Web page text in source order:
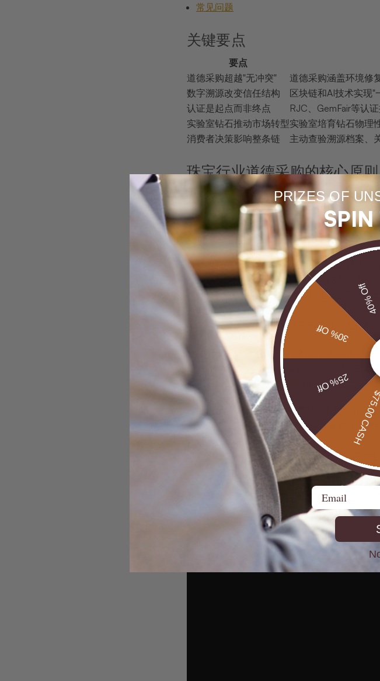
常见问题
关键要点
要点
道德采购超越"无冲突"
道德采购涵盖环境修
数字溯源改变信任结构
区块链和AI技术实现"
认证是起点而非终点
RJC、GemFair等认
实验室钻石推动市场转型实验室培育钻石物理
消费者决策影响整条链
主动查验溯源档案、
珠宝行业道德采购的核心原则
很多人第一次听到"道德采购"时，脑海中浮现
平与社区赋能，而"无冲突"仅仅解决了武装冲
真正意义上的道德采购，建立在三个相互交织
环境责任
：涵盖矿区土地复垦、尾矿处理
Pedy，因开采规模相对可控、地表破坏较
社会责任：包括公平薪资、禁止强迫劳动、
民。
治理责任：要求供应链各环节实现可见性和
行业标准和认证体系在其中扮演了重要角色。
核。GemFair则专注于手工采矿领域，通过技
们本质上是供应链风险管理 的输入项之一，而
专业提示:
在评估珠宝供应商时，不要只看认
项。这一个问题，足以分辨谁在认真对待道德
数字溯源技术如何重塑供应
透明度从来不是一个单纯的态度问题，它需
是消费者对产品故事的真实需求，二是监管
PRIZES OF
$75.00 CASH
25% Off
30% Off
40% Off
Email